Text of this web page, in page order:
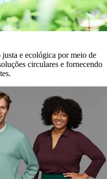
e ecológica por meio de
circulares e fornecendo